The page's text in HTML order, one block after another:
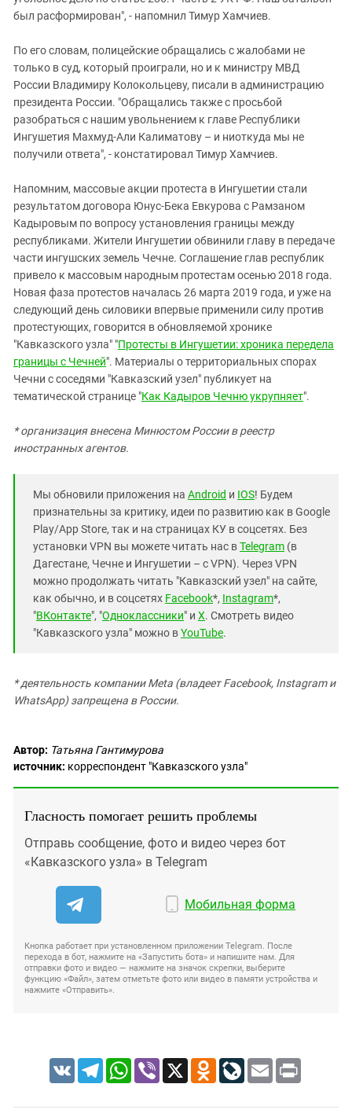
был расформирован", - напомнил Тимур Хамчиев.
По его словам, полицейские обращались с жалобами не
только в суд, который проиграли, но и к министру МВД
России Владимиру Колокольцеву, писали в администрацию
президента России. "Обращались также с просьбой
разобраться с нашим увольнением к главе Республики
Ингушетия Махмуд-Али Калиматову – и ниоткуда мы не
получили ответа", - констатировал Тимур Хамчиев.
Напомним, массовые акции протеста в Ингушетии стали
результатом договора Юнус-Бека Евкурова с Рамзаном
Кадыровым по вопросу установления границы между
республиками. Жители Ингушетии обвинили главу в передаче
части ингушских земель Чечне. Соглашение глав республик
привело к массовым народным протестам осенью 2018 года.
Новая фаза протестов началась 26 марта 2019 года, и уже на
следующий день силовики впервые применили силу против
протестующих, говорится в обновляемой хронике
"Кавказского узла" "Протесты в Ингушетии: хроника передела
границы с Чечней". Материалы о территориальных спорах
Чечни с соседями "Кавказский узел" публикует на
тематической странице "Как Кадыров Чечню укрупняет".
* организация внесена Минюстом России в реестр
иностранных агентов.
Мы обновили приложения на Android и IOS! Будем
признательны за критику, идеи по развитию как в Google
Play/App Store, так и на страницах КУ в соцсетях. Без
установки VPN вы можете читать нас вTelegram (в
Дагестане, Чечне и Ингушетии – с VPN). Через VPN
можно продолжать читать "Кавказский узел" на сайте,
как обычно, и в соцсетях Facebook*, Instagram*,
"ВКонтакте", "Одноклассники" и X. Смотреть видео
"Кавказского узла" можно вYouTube.
* деятельность компании Meta (владеет Facebook, Instagram и
WhatsApp) запрещена в России.
Автор: Татьяна Гантимурова
источник: корреспондент "Кавказского узла"
Гласность помогает решить проблемы
Отправь сообщение, фото и видео через бот
«Кавказского узла» в Telegram
Мобильная форма
Кнопка работает при установленном приложении Telegram. После
перехода в бот, нажмите на «Запустить бота» и напишите нам. Для
отправки фото и видео — нажмите на значок скрепки, выберите
функцию «Файл», затем отметьте фото или видео в памяти устройства и
нажмите «Отправить».
VK TelegramWhatsApp
Viber X Odnoklassniki
LiveJournal
Email Print